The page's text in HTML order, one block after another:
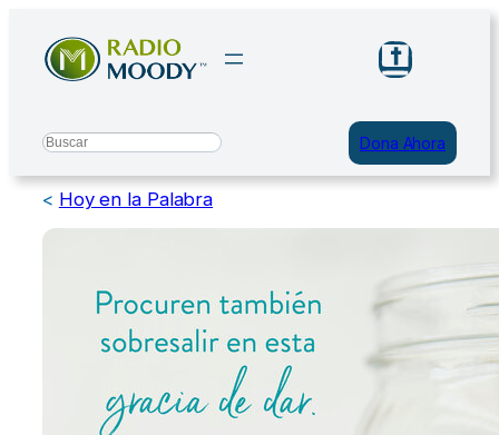
contenido
Search Dona Ahora
< Hoy en la Palabra